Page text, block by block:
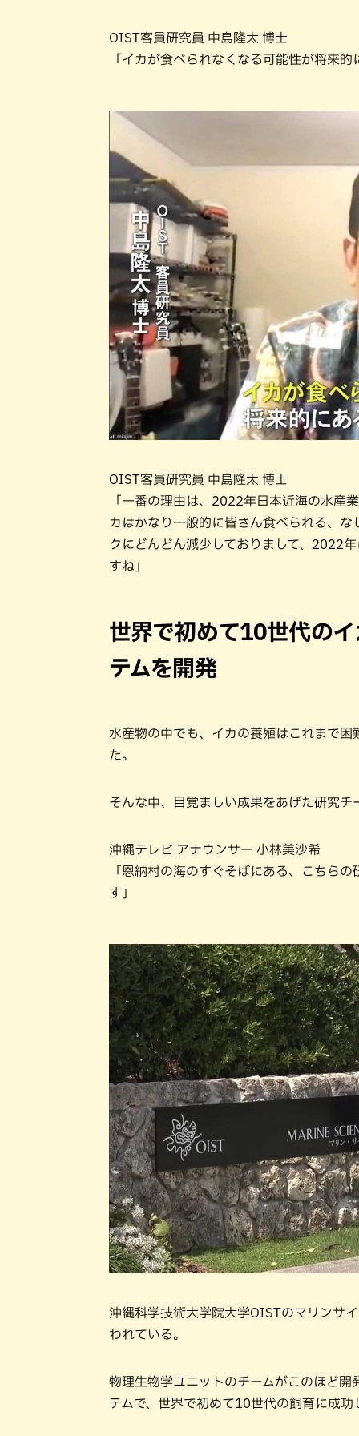
OIST客員研究員 中島隆太 博士
「イカが食べられなくなる可能性が将来
OIST客員研究員 中島隆太 博士
「一番の理由は、2022年日本近海の水産
カはかなり一般的に皆さん食べられる、
クにどんどん減少しておりまして、2022
すね」
世界で初めて10世代の
テムを開発
水産物の中でも、イカの養殖はこれまで
た。
そんな中、目覚ましい成果をあげた研究チ
沖縄テレビ アナウンサー 小林美沙希
「恩納村の海のすぐそばにある、こちら
す」
沖縄科学技術大学院大学OISTのマリンサ
われている。
物理生物学ユニットのチームがこのほど
テムで、世界で初めて10世代の飼育に成功